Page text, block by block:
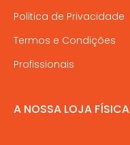
Politica de Privacidade
Termos e Condições
Profissionais
A NOSSA LOJA FÍSICA